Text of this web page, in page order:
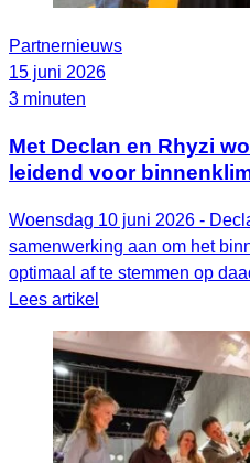
Partnernieuws
15 juni 2026
3 minuten
Met Declan en Rhyzi
leidend voor
Woensdag 10 juni 2026 -
samenwerking aan om het
optimaal af te stemmen op
Lees artikel